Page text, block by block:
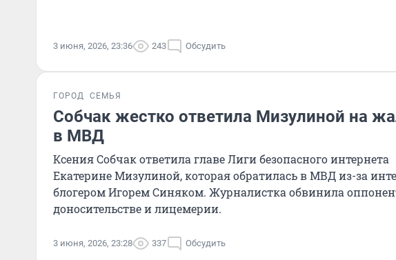
3 июня, 2026, 23:36 243 Обсудить
ГОРОД СЕМЬЯ
Собчак жестко ответила Мизулиной на
в МВД
Ксения Собчак ответила главе Лиги безопасного интернета
Екатерине Мизулиной, которая обратилась в МВД из-за
блогером Игорем Синяком. Журналистка обвинила
доносительстве и лицемерии.
3 июня, 2026, 23:28 337 Обсудить